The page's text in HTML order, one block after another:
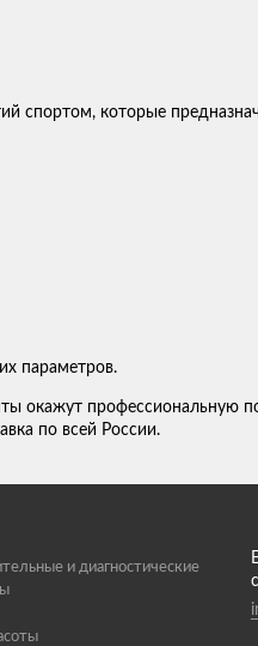
спортом, которые
параметров.
окажут профессиональную
по всей России.
и диагностические